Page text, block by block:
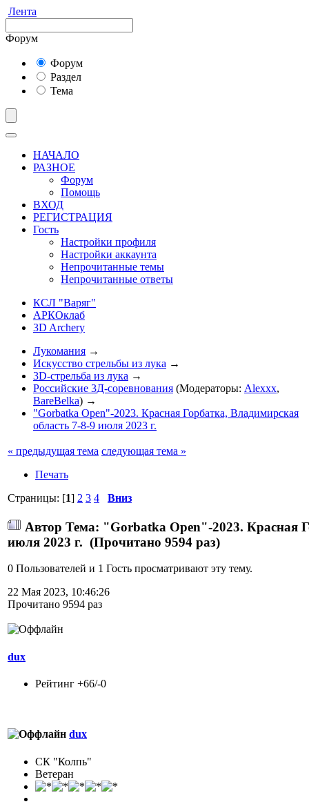
Лента
Форум
Форум
Раздел
Тема
НАЧАЛО
РАЗНОЕ
Форум
Помощь
ВХОД
РЕГИСТРАЦИЯ
Гость
Настройки профиля
Настройки аккаунта
Непрочитанные темы
Непрочитанные ответы
КСЛ "Варяг"
АРКОклаб
3D Archery
Лукомания →
Искусство стрельбы из лука →
3D-стрельба из лука →
Российские 3Д-соревнования (Модераторы: Alexxx,
BareBelka) →
"Gorbatka Open"-2023. Красная Горбатка, Владимирская
область 7-8-9 июля 2023 г.
« предыдущая тема следующая тема »
Печать
Страницы: [1] 2 3 4 Вниз
Автор Тема: "Gorbatka Open"-2023. Красная
июля 2023 г. (Прочитано 9594 раз)
0 Пользователей и 1 Гость просматривают эту тему.
22 Мая 2023, 10:46:26
Прочитано 9594 раз
dux
Рейтинг +66/-0
dux
СК "Колпь"
Ветеран